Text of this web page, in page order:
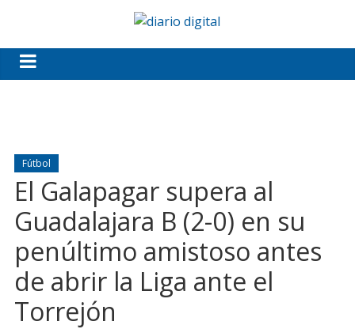
Fútbol
El Galapagar supera al
Guadalajara B (2-0) en su
penúltimo amistoso antes
de abrir la Liga ante el
Torrejón